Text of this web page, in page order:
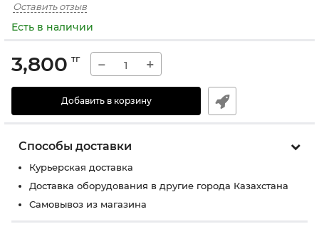
Оставить отзыв
Есть в наличии
3,800 тг − +
Добавить в корзину
Способы доставки
Курьерская доставка
Доставка оборудования в другие города Казахстана
Самовывоз из магазина